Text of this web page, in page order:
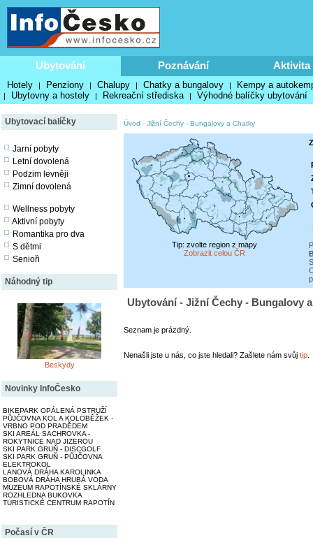
Ubytování Poznávání Aktivita
Hotely | Penziony | Chalupy | Chatky a bungalovy | Kempy a
| Ubytovny a hostely | Rekreační střediska | Výhodné balíčky ubytování
Ubytovací balíčky
Jarní pobyty
Letní dovolená
Podzim levněji
Zimní dovolená
Wellness pobyty
Aktivní pobyty
Romantika pro dva
S dětmi
Senioři
Náhodný tip
Beskydy
Novinky InfoČesko
BIKEPARK OPÁLENÁ PSTRUŽÍ
PŮJČOVNA KOL A KOLOBĚŽEK -
VRBNO POD PRADĚDEM
SKI AREÁL SACHROVKA -
ROKYTNICE NAD JIZEROU
SKI PARK GRUŇ - DISCGOLF
SKI PARK GRUŇ - PŮJČOVNA
ELEKTROKOL
LANOVÁ DRÁHA KAROLINKA
BOBOVÁ DRÁHA HRUBÁ VODA
MUZEUM RAPOTÍNSKÉ SKLÁRNY
ROZHLEDNA BUKOVKA
TURISTICKÉ CENTRUM RAPOTÍN
Počasí v ČR
Úvod - Jižní Čechy - Bungalovy a Chatky
Tip: zvolte region z mapy
Zobrazit celou ČR
Ubytování - Jižní Čechy - Bungalovy
Seznam je prázdný.
Nenašli jste u nás, co jste hledali? Zašlete nám svůj tip